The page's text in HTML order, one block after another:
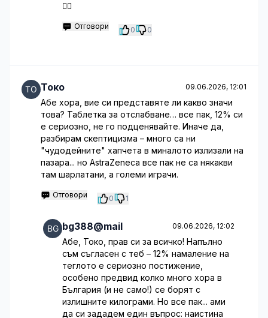
🤦‍♂️
Отговори 0 0
Токо 09.06.2026, 12:01
Абе хора, вие си представяте ли какво значи
това? Таблетка за отслабване… все пак, 12% си
е сериозно, не го подценявайте. Иначе да,
разбирам скептицизма – много са ни
"чудодейните" хапчета в миналото излизали на
пазара... но AstraZeneca все пак не са някакви
там шарлатани, а големи играчи.
Отговори 0 1
bg388@mail 09.06.2026, 12:02
Абе, Токо, прав си за всичко! Напълно
съм съгласен с теб – 12% намаление на
теглото е сериозно постижение,
особено предвид колко много хора в
България (и не само!) се борят с
излишните килограми. Но все пак... ами
да си зададем един въпрос: наистина